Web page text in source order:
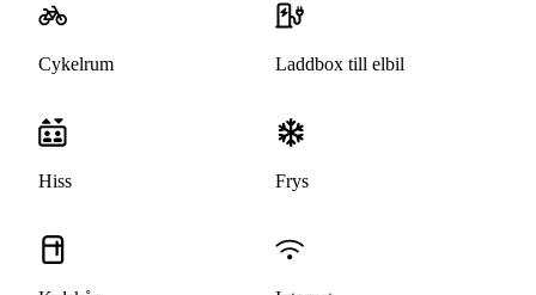
Cykelrum Laddbox till elbil
Hiss Frys